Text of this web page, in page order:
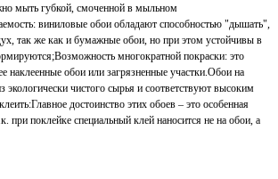
мыть губкой, смоченной в мыльном
виниловые обои обладают способностью "дышать",
так же как и бумажные обои, но при этом устойчивы в
многократной покраски: это
наклеенные обои или загрязненные участки.Обои на
экологически чистого сырья и соответствуют высоким
достоинство этих обоев – это особенная
при поклейке специальный клей наносится не на обои, а